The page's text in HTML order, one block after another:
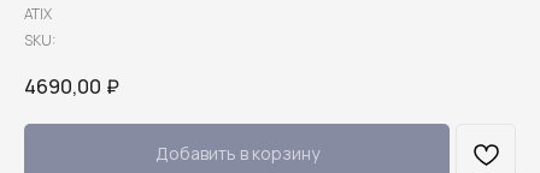
ATIX
SKU:
4690,00 ₽
Добавить в корзину